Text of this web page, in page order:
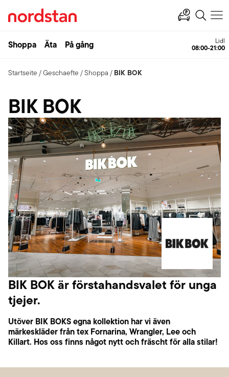
Shoppa Äta På gång Lidl
08:00-21:00
Startseite /Geschaefte /Shoppa / BIK BOK
BIK BOK
BIK BOK är förstahandsvalet för unga
tjejer.
Utöver BIK BOKS egna kollektion har vi även
märkeskläder från tex Fornarina, Wrangler, Lee och
Killart. Hos oss finns något nytt och fräscht för alla stilar!